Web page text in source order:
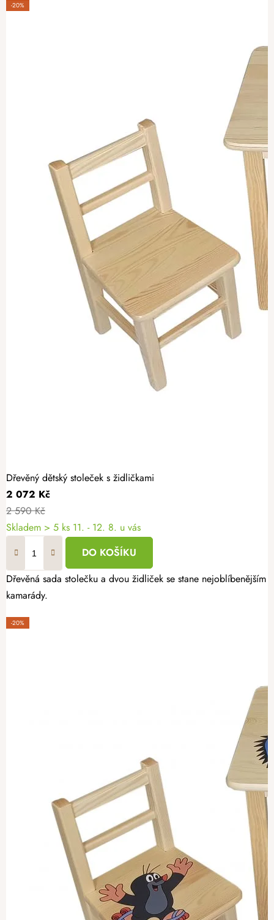
-20%
Dřevěný dětský stoleček s židličkami
2 072 Kč
2 590 Kč
Skladem > 5 ks 11. - 12. 8. u vás
DO KOŠÍKU
Dřevěná sada stolečku a dvou židliček se stane
kamarády.
-20%